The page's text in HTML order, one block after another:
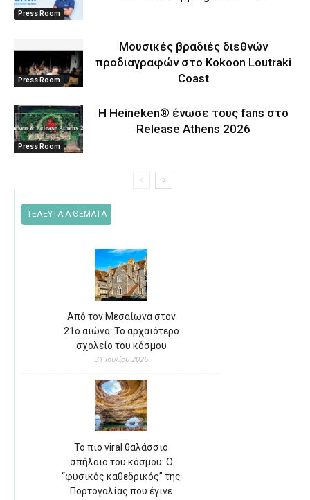
Press Room
Press Room
Μουσικές βραδιές διεθνών
προδιαγραφών στο Kokoon Loutraki
Coast
Press Room
Η Heineken® ένωσε τους fans στο
Release Athens 2026
ΤΕΛΕΥΤΑΙΑ ΘΕΜΑΤΑ
Από τον Μεσαίωνα στον
21ο αιώνα: Το αρχαιότερο
σχολείο του κόσμου
31 Ιουλίου 2026
Το πιο viral θαλάσσιο
σπήλαιο του κόσμου: Ο
“φυσικός καθεδρικός” της
Πορτογαλίας που έγινε